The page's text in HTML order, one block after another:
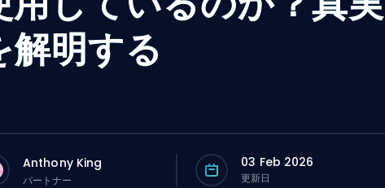
解明する
Anthony King
パートナー
03 Feb 2026
更新日